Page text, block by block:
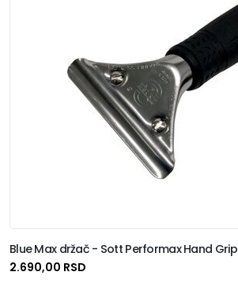
Blue Max držač - Sott Performax Hand Grip
2.690,00 RSD